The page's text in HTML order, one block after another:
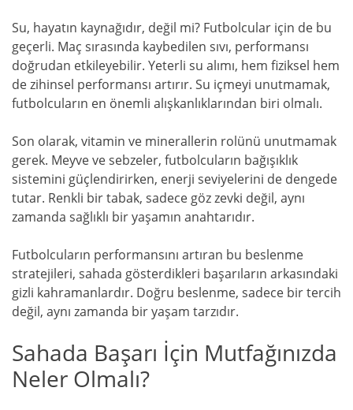
Su, hayatın kaynağıdır, değil mi? Futbolcular için de bu
geçerli. Maç sırasında kaybedilen sıvı, performansı
doğrudan etkileyebilir. Yeterli su alımı, hem fiziksel hem
de zihinsel performansı artırır. Su içmeyi unutmamak,
futbolcuların en önemli alışkanlıklarından biri olmalı.
Son olarak, vitamin ve minerallerin rolünü unutmamak
gerek. Meyve ve sebzeler, futbolcuların bağışıklık
sistemini güçlendirirken, enerji seviyelerini de dengede
tutar. Renkli bir tabak, sadece göz zevki değil, aynı
zamanda sağlıklı bir yaşamın anahtarıdır.
Futbolcuların performansını artıran bu beslenme
stratejileri, sahada gösterdikleri başarıların arkasındaki
gizli kahramanlardır. Doğru beslenme, sadece bir tercih
değil, aynı zamanda bir yaşam tarzıdır.
Sahada Başarı İçin Mutfağınızda
Neler Olmalı?